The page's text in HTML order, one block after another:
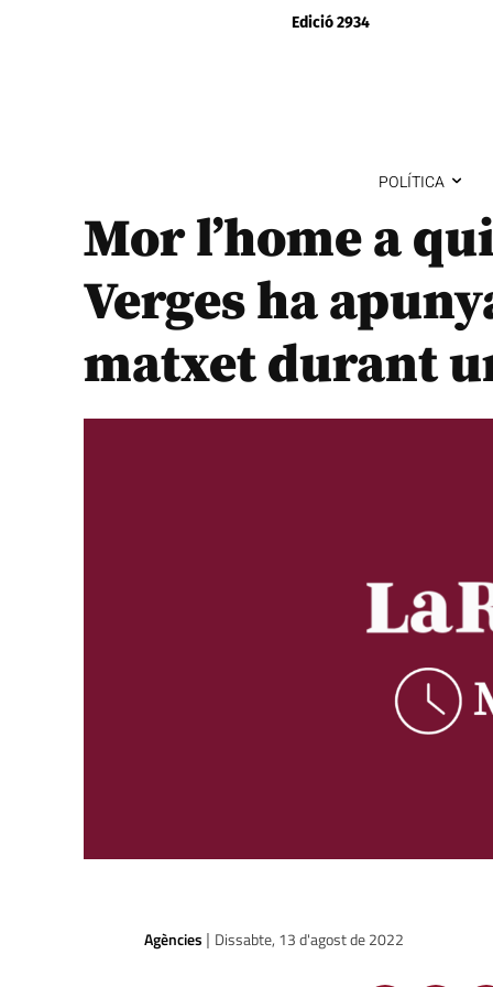
Edició 2934
POLÍTICA
Mor l’home a
Verges ha
matxet durant
Agències | Dissabte, 13 d'agost de 2022